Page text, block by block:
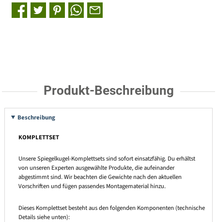
Produkt-Beschreibung
Beschreibung
KOMPLETTSET
Unsere Spiegelkugel-Komplettsets sind sofort einsatzfähig. Du erhältst
von unseren Experten ausgewählte Produkte, die aufeinander
abgestimmt sind. Wir beachten die Gewichte nach den aktuellen
Vorschriften und fügen passendes Montagematerial hinzu.
Dieses Komplettset besteht aus den folgenden Komponenten (technische
Details siehe unten):